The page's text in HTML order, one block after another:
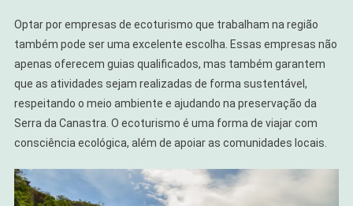
Optar por empresas de ecoturismo que trabalham na região
também pode ser uma excelente escolha. Essas empresas não
apenas oferecem guias qualificados, mas também garantem
que as atividades sejam realizadas de forma sustentável,
respeitando o meio ambiente e ajudando na preservação da
Serra da Canastra. O ecoturismo é uma forma de viajar com
consciência ecológica, além de apoiar as comunidades locais.